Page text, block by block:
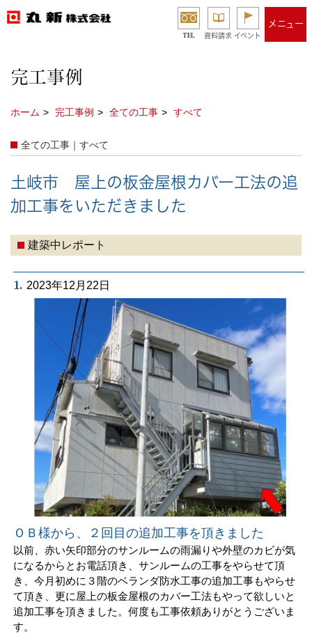
TEL 資料請求 イベント
メニュー
完工事例
ホーム 完工事例 全ての工事 すべて
全ての工事｜すべて
土岐市 屋上の板金屋根カバー工法の追
加工事をいただきました
建築中レポート
1. 2023年12月22日
ＯＢ様から、２回目の追加工事を頂きました
以前、赤い矢印部分のサンルームの雨漏りや外壁のカビが気
になるからとお電話頂き、サンルームの工事をやらせて頂
き、今月初めに３階のベランダ防水工事の追加工事もやらせ
て頂き、更に屋上の板金屋根のカバー工法もやって欲しいと
追加工事を頂きました。何度も工事依頼ありがとうございま
す。